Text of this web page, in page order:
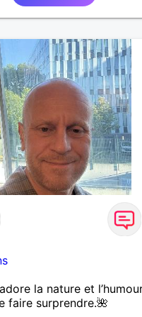
la nature et
faire surprendre.🌺